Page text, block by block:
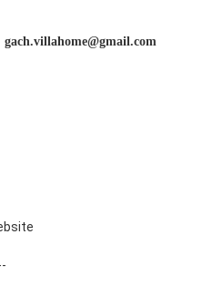
gach.villahome@gmail.com